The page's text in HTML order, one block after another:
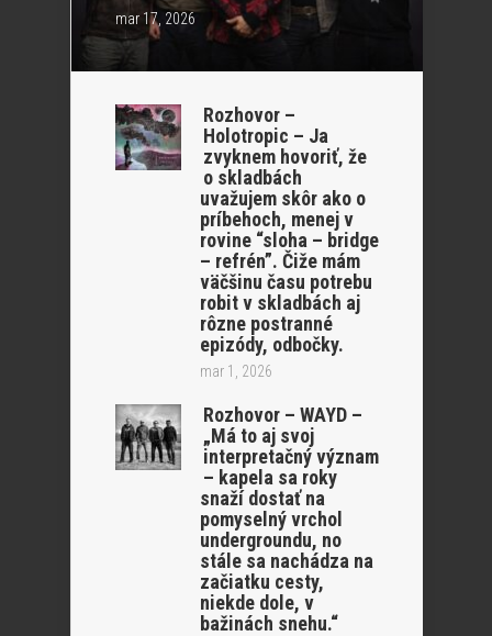
mar 17, 2026
Rozhovor –
Holotropic – Ja
zvyknem hovoriť, že
o skladbách
uvažujem skôr ako o
príbehoch, menej v
rovine “sloha – bridge
– refrén”. Čiže mám
väčšinu času potrebu
robit v skladbách aj
rôzne postranné
epizódy, odbočky.
mar 1, 2026
Rozhovor – WAYD –
„Má to aj svoj
interpretačný význam
– kapela sa roky
snaží dostať na
pomyselný vrchol
undergroundu, no
stále sa nachádza na
začiatku cesty,
niekde dole, v
bažinách snehu.“